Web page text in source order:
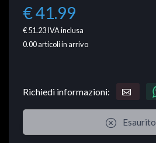
€ 41.99
€ 51.23IVA inclusa
0.00articoli in arrivo
Richiedi informazioni:
Esaurito